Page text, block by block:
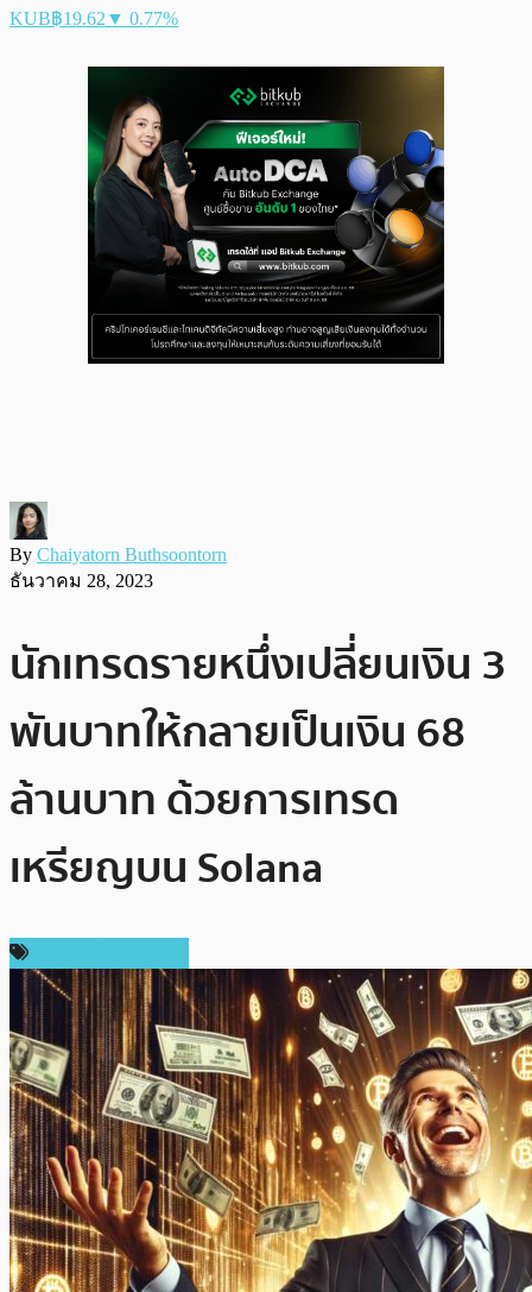
KUB฿19.62 ▼ 0.77%
By Chaiyatorn Buthsoontorn
ธันวาคม 28, 2023
นักเทรดรายหนึ่งเปลี่ยนเงิน 3
พันบาทให้กลายเป็นเงิน 68
ล้านบาท ด้วยการเทรด
เหรียญบน Solana